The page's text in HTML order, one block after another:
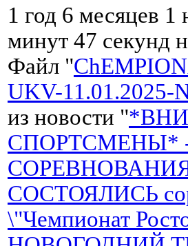
1 год 6 месяцев
минут 47 секунд
Файл "
UKV-11.01.2025-
из новости "
СПОРТСМЕНЫ*
СОРЕВНОВАНИЯ\"
СОСТОЯЛИСЬ
\"Чемпионат